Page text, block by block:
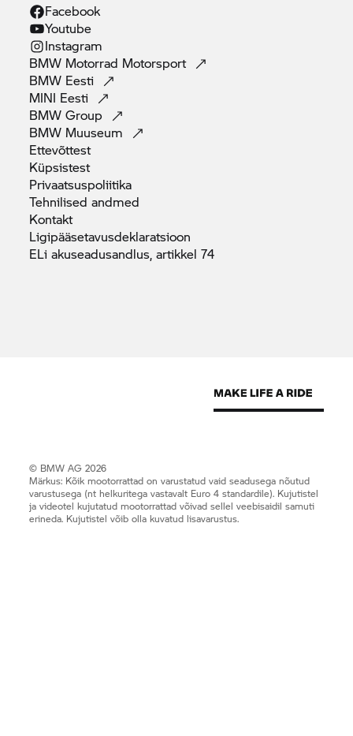
Facebook
Youtube
Instagram
BMW Motorrad Motorsport
BMW Eesti
MINI Eesti
BMWGroup
BMW Muuseum
Ettevõttest
Küpsistest
Privaatsuspoliitika
Tehnilisedandmed
Kontakt
Ligipääsetavusdeklaratsioon
ELi akuseadusandlus, artikkel74
© BMW AG 2026
Märkus: Kõik mootorrattad on varustatud vaid seadusega nõutud
varustusega (nt helkuritega vastavalt Euro 4 standardile). Kujutistel
ja videotel kujutatud mootorrattad võivad sellel veebisaidil samuti
erineda. Kujutistel võib olla kuvatud lisavarustus.